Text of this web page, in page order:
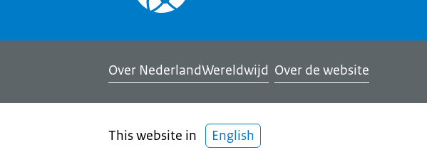
Over NederlandWereldwijd Over de website
This website in English